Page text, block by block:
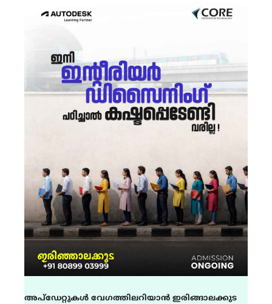
അപ്ഡേറ്റുകൾ വേഗത്തിലറിയാൻ ഇരിങ്ങാലക്കുട